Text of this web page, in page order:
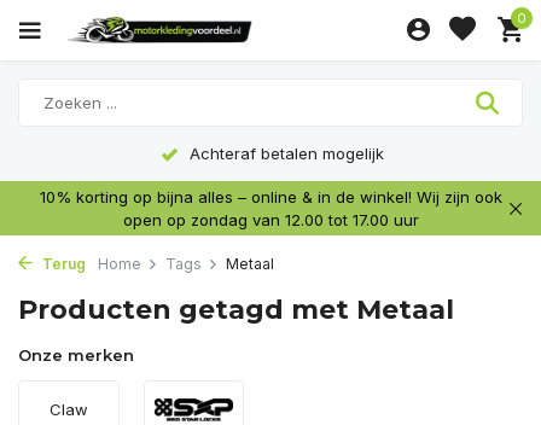
0
Achteraf betalen mogelijk
10% korting op bijna alles – online & in de winkel! Wij zijn ook
open op zondag van 12.00 tot 17.00 uur
Terug Home Tags Metaal
Producten getagd met Metaal
Onze merken
Claw